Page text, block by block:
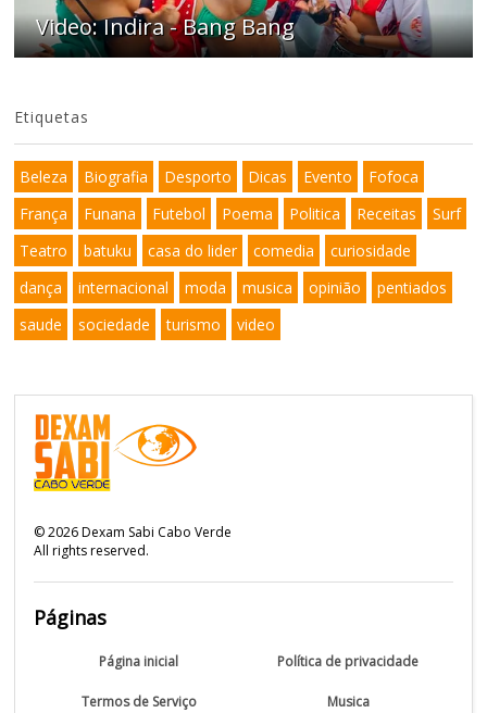
Video: Indira - Bang Bang
Etiquetas
Beleza Biografia Desporto Dicas Evento
Fofoca
França
Funana Futebol Poema Politica Receitas
Surf
Teatro
batuku casa do lider comedia
curiosidade
dança
internacional moda musica opinião
pentiados
saude
sociedade turismo video
©2026Dexam Sabi Cabo Verde
All rights reserved.
Páginas
Página inicial Política de privacidade
Termos de Serviço Musica